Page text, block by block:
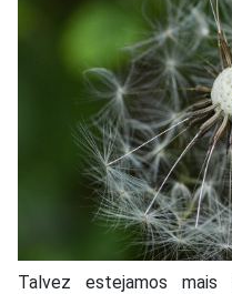
Talvez estejamos mais